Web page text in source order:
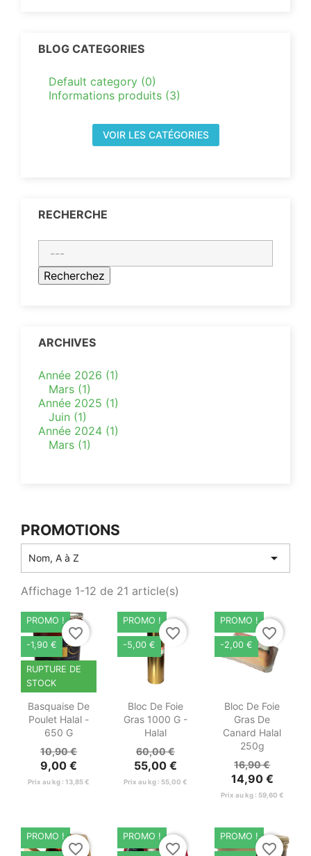
BLOG CATEGORIES
Default category (0)
Informations produits (3)
VOIR LES CATÉGORIES
RECHERCHE
ARCHIVES
Année 2026 (1)
Mars (1)
Année 2025 (1)
Juin (1)
Année 2024 (1)
Mars (1)
PROMOTIONS
Nom, A à Z 
Affichage 1-12 de 21 article(s)
Aperçu
rapide
Basquaise De
Poulet Halal -
650 G
10,90 €
9,00 €
Prix au kg : 13,85 €
PROMO !
-1,90 €
RUPTURE DE
STOCK
favorite_border
Aperçu
rapide
Bloc De Foie
Gras 1000 G -
Halal
60,00 €
55,00 €
Prix au kg : 55,00 €
PROMO !
-5,00 €
favorite_border
Aperçu
rapide
Bloc De Foie
Gras De
Canard Halal
250g
16,90 €
14,90 €
Prix au kg : 59,60 €
PROMO !
-2,00 €
favorite_border
PROMO !
favorite_border
PROMO !
favorite_border
PROMO !
favorite_border